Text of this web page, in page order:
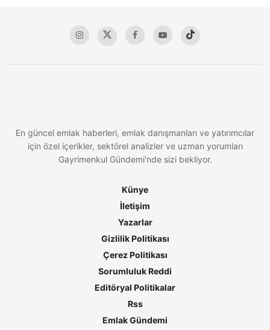
En güncel emlak haberleri, emlak danışmanları ve yatırımcılar
için özel içerikler, sektörel analizler ve uzman yorumları
Gayrimenkul Gündemi'nde sizi bekliyor.
Künye
İletişim
Yazarlar
Gizlilik Politikası
Çerez Politikası
Sorumluluk Reddi
Editöryal Politikalar
Rss
Emlak Gündemi